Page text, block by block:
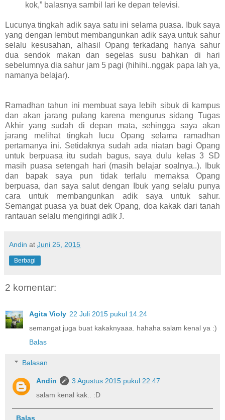
kok,” balasnya sambil lari ke depan televisi.
Lucunya tingkah adik saya satu ini selama puasa. Ibuk saya
yang dengan lembut membangunkan adik saya untuk sahur
selalu kesusahan, alhasil Opang terkadang hanya sahur
dua sendok makan dan segelas susu bahkan di hari
sebelumnya dia sahur jam 5 pagi (hihihi..nggak papa lah ya,
namanya belajar).
Ramadhan tahun ini membuat saya lebih sibuk di kampus
dan akan jarang pulang karena mengurus sidang Tugas
Akhir yang sudah di depan mata, sehingga saya akan
jarang melihat tingkah lucu Opang selama ramadhan
pertamanya ini. Setidaknya sudah ada niatan bagi Opang
untuk berpuasa itu sudah bagus, saya dulu kelas 3 SD
masih puasa setengah hari (masih belajar soalnya..). Ibuk
dan bapak saya pun tidak terlalu memaksa Opang
berpuasa, dan saya salut dengan Ibuk yang selalu punya
cara untuk membangunkan adik saya untuk sahur.
Semangat puasa ya buat dek Opang, doa kakak dari tanah
rantauan selalu mengiringi adik J.
Andin at Juni 25, 2015
Berbagi
2 komentar:
Agita Violy 22 Juli 2015 pukul 14.24
semangat juga buat kakaknyaaa. hahaha salam kenal ya :)
Balas
Balasan
Andin
3 Agustus 2015 pukul 22.47
salam kenal kak.. :D
Balas